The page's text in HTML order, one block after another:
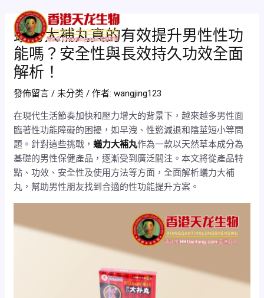
蟻力大補丸真的有效提升男性性功
能嗎？安全性與長效持久功效全面
解析！
發佈留言 / 未分类 / 作者:wangjing123
在現代生活節奏加快和壓力增大的背景下，越來越多男性面
臨著性功能障礙的困擾，如早洩、性慾減退和陰莖短小等問
題。針對這些挑戰，蟻力大補丸作為一款以天然草本成分為
基礎的男性保健產品，逐漸受到廣泛關注。本文將從產品特
點、功效、安全性及使用方法等方面，全面解析蟻力大補
丸，幫助男性朋友找到合適的性功能提升方案。
navigation